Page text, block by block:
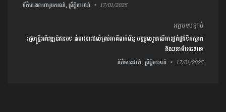
ព័ត៌មានអាហារូបករណ៍, ព្រឹត្តិការណ៍ 17/01/2025
អត្ថបទបន្ទាប់
រដ្ឋមន្ត្រីអភិវឌ្ឍន៍ជនបទ អំពាវនាវដល់គ្រប់ភាគីពាក់ព័ន្ធ បន្តចូលរួមលើការផ្គត់ផ្គង់ទឹកស្អាត
និងអនាម័យជនបទ
ព័ត៌មានជាតិ, ព្រឹត្តិការណ៍ 17/01/2025